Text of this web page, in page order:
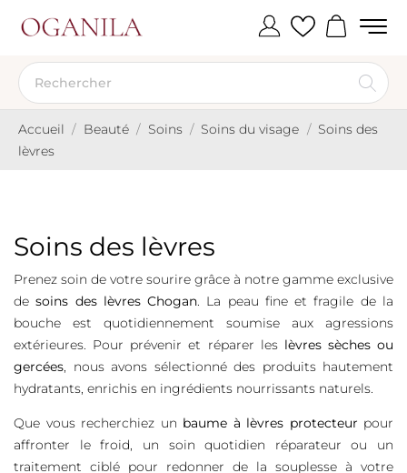
Accueil Beauté Soins Soins du visage
Soins des
lèvres
Soins des lèvres
Prenez soin de votre sourire grâce à notre gamme exclusive
desoins des lèvres Chogan. La peau fine et fragile de la
bouche est quotidiennement soumise aux agressions
extérieures. Pour prévenir et réparer les lèvres sèches ou
gercées, nous avons sélectionné des produits hautement
hydratants, enrichis en ingrédients nourrissants naturels.
Que vous recherchiez un baume à lèvres protecteur pour
affronter le froid, un soin quotidien réparateur ou un
traitement ciblé pour redonner de la souplesse à votre